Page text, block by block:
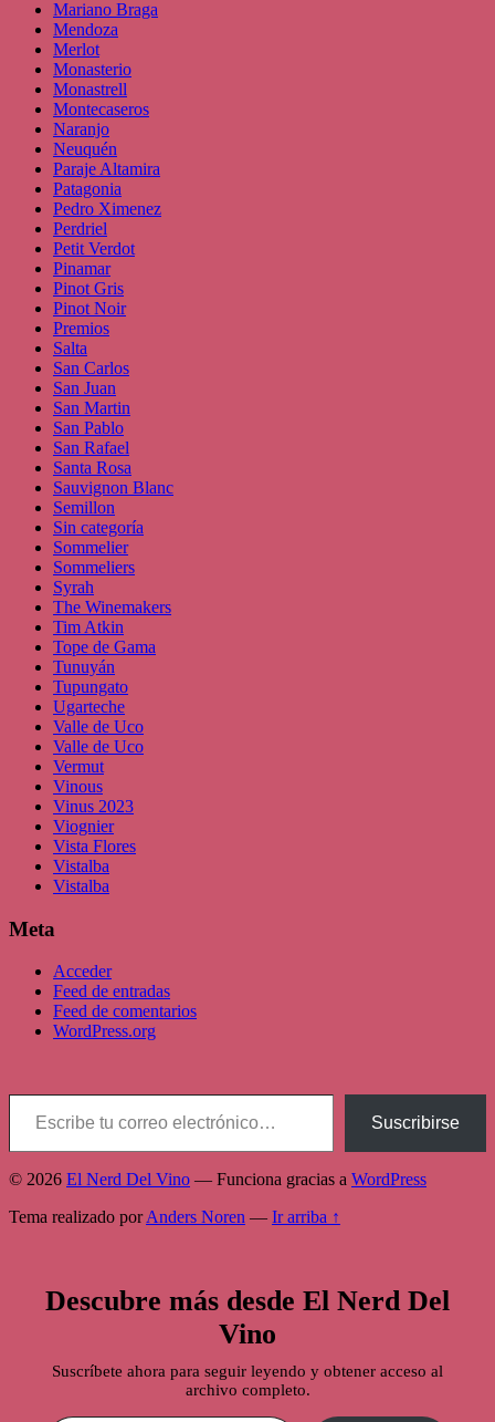
Mariano Braga
Mendoza
Merlot
Monasterio
Monastrell
Montecaseros
Naranjo
Neuquén
Paraje Altamira
Patagonia
Pedro Ximenez
Perdriel
Petit Verdot
Pinamar
Pinot Gris
Pinot Noir
Premios
Salta
San Carlos
San Juan
San Martin
San Pablo
San Rafael
Santa Rosa
Sauvignon Blanc
Semillon
Sin categoría
Sommelier
Sommeliers
Syrah
The Winemakers
Tim Atkin
Tope de Gama
Tunuyán
Tupungato
Ugarteche
Valle de Uco
Valle de Uco
Vermut
Vinous
Vinus 2023
Viognier
Vista Flores
Vistalba
Vistalba
Meta
Acceder
Feed de entradas
Feed de comentarios
WordPress.org
Escribe tu correo electrónico…
Suscribirse
© 2026 El Nerd Del Vino — Funciona gracias a WordPress
Tema realizado porAnders Noren — Ir arriba ↑
Descubre más desde El Nerd Del
Vino
Suscríbete ahora para seguir leyendo y obtener acceso al
archivo completo.
Escribe tu correo electrónico…